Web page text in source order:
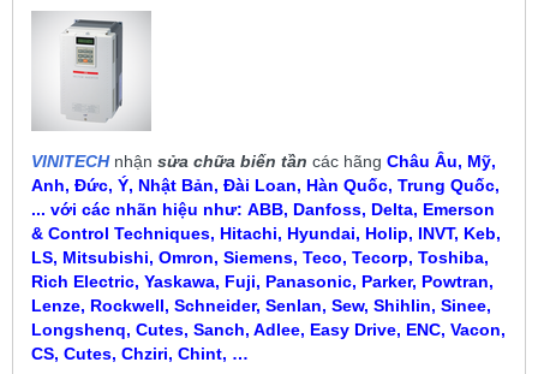
VINITECHnhận sửa chữa biến tần các hãng Châu Âu, Mỹ,
Anh, Đức, Ý, Nhật Bản, Đài Loan, Hàn Quốc, Trung Quốc,
... với các nhãn hiệu như: ABB, Danfoss, Delta, Emerson
& Control Techniques, Hitachi, Hyundai, Holip, INVT, Keb,
LS, Mitsubishi, Omron, Siemens, Teco, Tecorp, Toshiba,
Rich Electric, Yaskawa, Fuji, Panasonic, Parker, Powtran,
Lenze, Rockwell, Schneider, Senlan, Sew, Shihlin, Sinee,
Longshenq, Cutes, Sanch, Adlee, Easy Drive, ENC, Vacon,
CS, Cutes, Chziri, Chint, …